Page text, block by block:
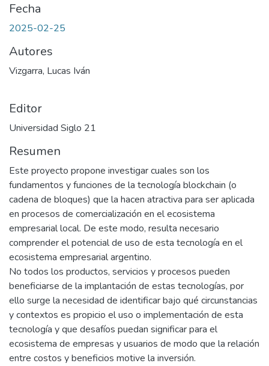
Fecha
2025-02-25
Autores
Vizgarra, Lucas Iván
Editor
Universidad Siglo 21
Resumen
Este proyecto propone investigar cuales son los
fundamentos y funciones de la tecnología blockchain (o
cadena de bloques) que la hacen atractiva para ser aplicada
en procesos de comercialización en el ecosistema
empresarial local. De este modo, resulta necesario
comprender el potencial de uso de esta tecnología en el
ecosistema empresarial argentino.
No todos los productos, servicios y procesos pueden
beneficiarse de la implantación de estas tecnologías, por
ello surge la necesidad de identificar bajo qué circunstancias
y contextos es propicio el uso o implementación de esta
tecnología y que desafíos puedan significar para el
ecosistema de empresas y usuarios de modo que la relación
entre costos y beneficios motive la inversión.